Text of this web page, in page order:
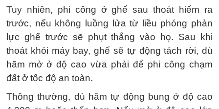
Tuy nhiên, phi công ở ghế sau thoát hiểm ra
trước, nếu không luồng lửa từ liều phóng phản
lực ghế trước sẽ phụt thẳng vào họ. Sau khi
thoát khỏi máy bay, ghế sẽ tự động tách rời, dù
hãm mở ở độ cao vừa phải để phi công chạm
đất ở tốc độ an toàn.
Thông thường, dù hãm tự động bung ở độ cao